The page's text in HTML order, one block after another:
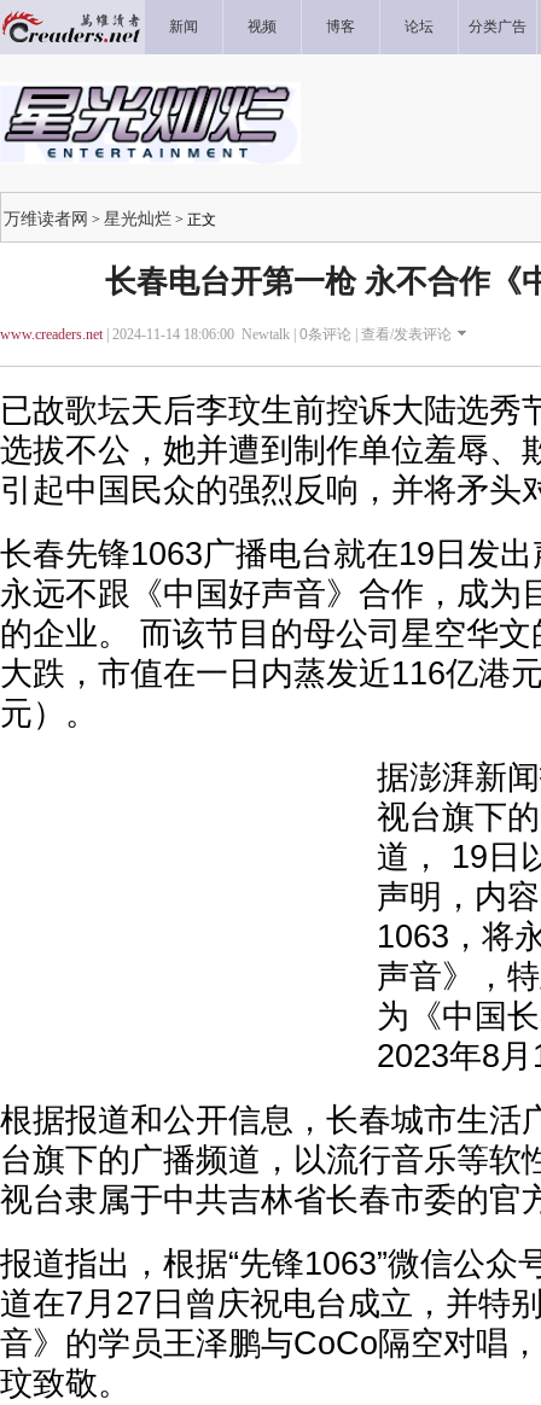
新闻 视频 博客 论坛 分类广告
万维读者网 > 星光灿烂 > 正文
长春电台开第一枪 永不合作《
www.creaders.net| 2024-11-14 18:06:00 Newtalk | 0条评论 | 查看/发表评论
已故歌坛天后李玟生前控诉大陆选秀
选拔不公，她并遭到制作单位羞辱、
引起中国民众的强烈反响，并将矛头
长春先锋1063广播电台就在19日发
永远不跟《中国好声音》合作，成为
的企业。 而该节目的母公司星空华
大跌，市值在一日内蒸发近116亿港
元）。
据澎湃新
视台旗下
道， 19日
声明，内
1063，将
声音》，
为《中国
2023年8
根据报道和公开信息，长春城市生活
台旗下的广播频道，以流行音乐等软
视台隶属于中共吉林省长春市委的官
报道指出，根据“先锋1063”微信公众
道在7月27日曾庆祝电台成立，并特
音》的学员王泽鹏与CoCo隔空对唱
玟致敬。